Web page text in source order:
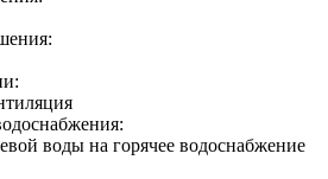
воды на горячее водоснабжение